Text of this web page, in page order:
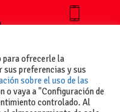
+34 627 35
para ofrecerle la
preferencias y sus
sobre el uso de las
o vaya a "Configuración de
controlado. Al